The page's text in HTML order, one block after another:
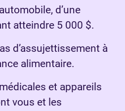
d’une
atteindre 5 000 $.
d’assujettissement à
alimentaire.
et appareils
vous et les